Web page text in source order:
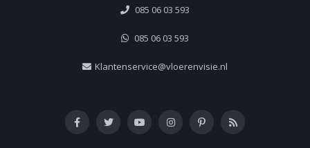
085 06 03 593
085 06 03 593
Klantenservice@vloerenvisie.nl